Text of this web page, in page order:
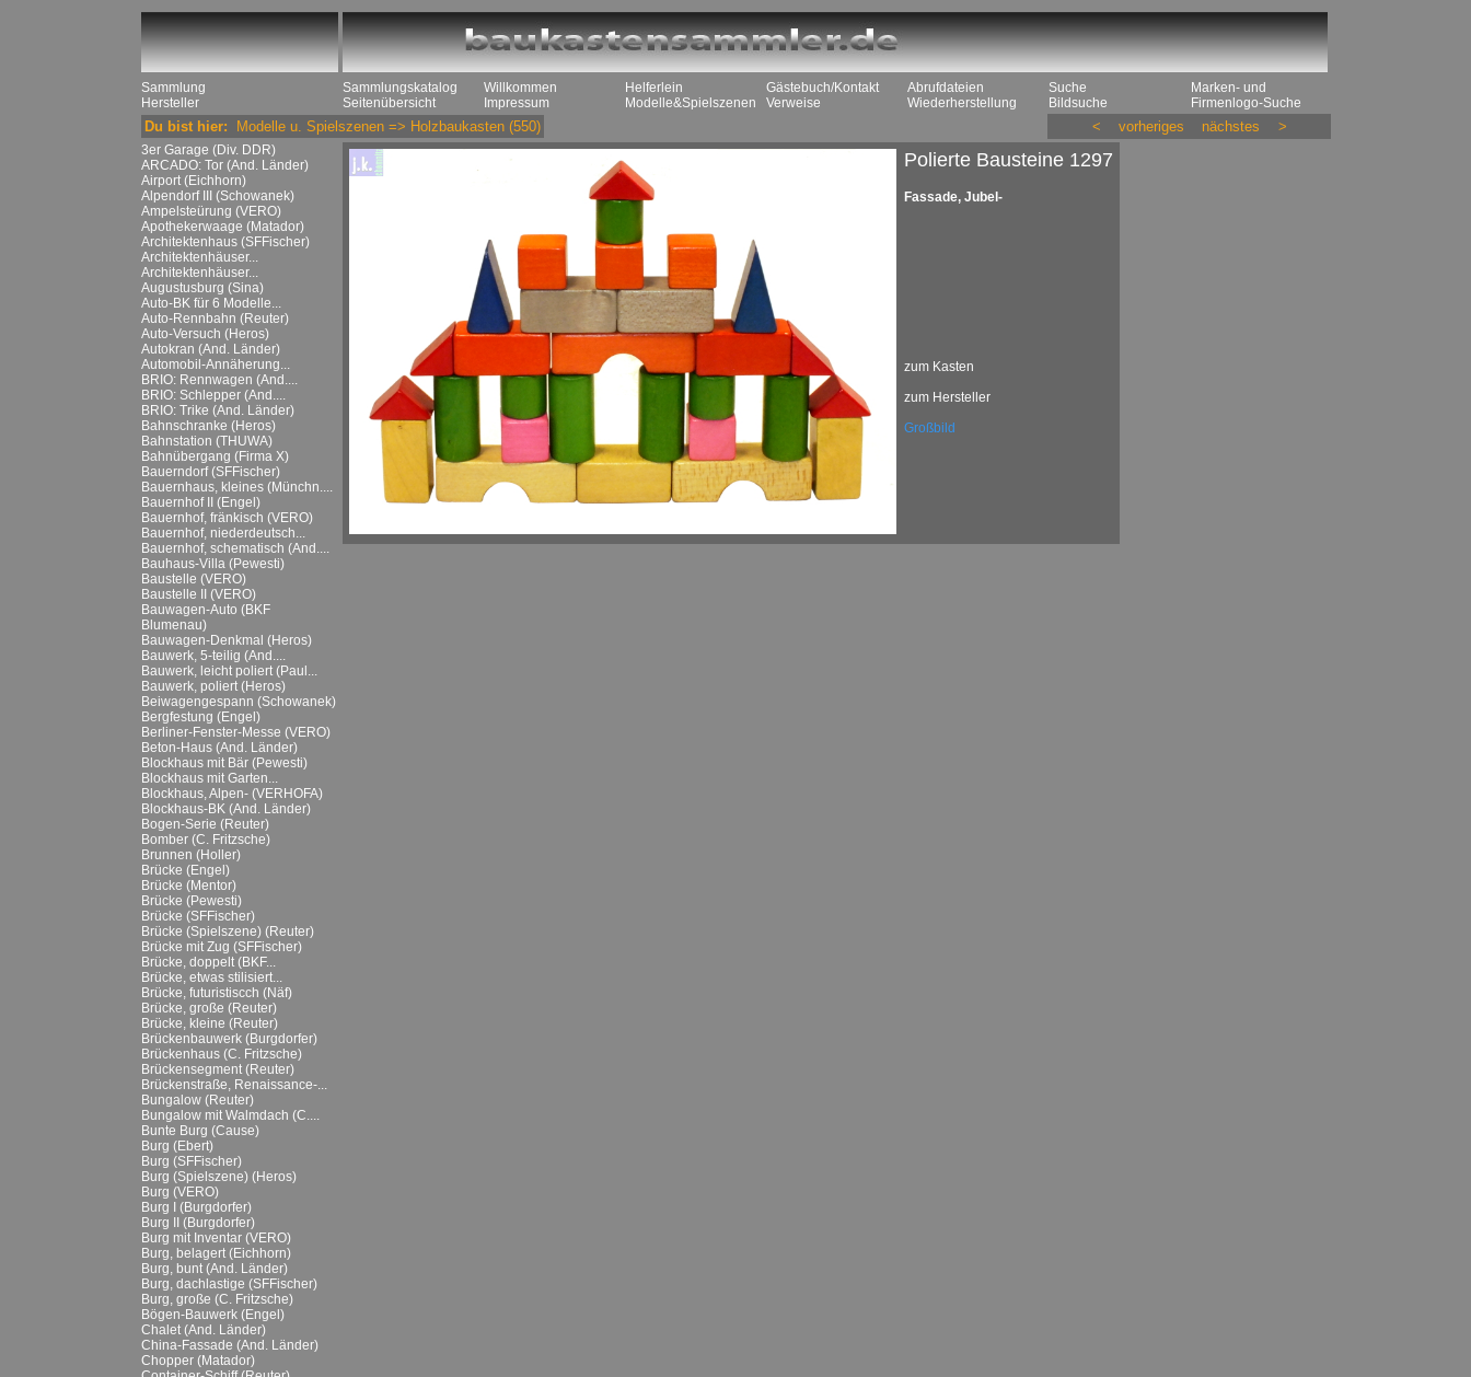
Sammlung
Hersteller
Sammlungskatalog
Seitenübersicht
Willkommen
Impressum
Helferlein
Modelle&Spielszenen
Gästebuch/Kontakt
Verweise
Abrufdateien
Wiederherstellung
Suche
Bildsuche
Marken- und
Firmenlogo-Suche
Du bist hier: Modelle u. Spielszenen => Holzbaukasten (550) < vorheriges nächstes >
3er Garage (Div. DDR)
ARCADO: Tor (And. Länder)
Airport (Eichhorn)
Alpendorf III (Schowanek)
Ampelsteürung (VERO)
Apothekerwaage (Matador)
Architektenhaus (SFFischer)
Architektenhäuser...
Architektenhäuser...
Augustusburg (Sina)
Auto-BK für 6 Modelle...
Auto-Rennbahn (Reuter)
Auto-Versuch (Heros)
Autokran (And. Länder)
Automobil-Annäherung...
BRIO: Rennwagen (And....
BRIO: Schlepper (And....
BRIO: Trike (And. Länder)
Bahnschranke (Heros)
Bahnstation (THUWA)
Bahnübergang (Firma X)
Bauerndorf (SFFischer)
Bauernhaus, kleines (Münchn....
Bauernhof II (Engel)
Bauernhof, fränkisch (VERO)
Bauernhof, niederdeutsch...
Bauernhof, schematisch (And....
Bauhaus-Villa (Pewesti)
Baustelle (VERO)
Baustelle II (VERO)
Bauwagen-Auto (BKF
Blumenau)
Bauwagen-Denkmal (Heros)
Bauwerk, 5-teilig (And....
Bauwerk, leicht poliert (Paul...
Bauwerk, poliert (Heros)
Beiwagengespann (Schowanek)
Bergfestung (Engel)
Berliner-Fenster-Messe (VERO)
Beton-Haus (And. Länder)
Blockhaus mit Bär (Pewesti)
Blockhaus mit Garten...
Blockhaus, Alpen- (VERHOFA)
Blockhaus-BK (And. Länder)
Bogen-Serie (Reuter)
Bomber (C. Fritzsche)
Brunnen (Holler)
Brücke (Engel)
Brücke (Mentor)
Brücke (Pewesti)
Brücke (SFFischer)
Brücke (Spielszene) (Reuter)
Brücke mit Zug (SFFischer)
Brücke, doppelt (BKF...
Brücke, etwas stilisiert...
Brücke, futuristiscch (Näf)
Brücke, große (Reuter)
Brücke, kleine (Reuter)
Brückenbauwerk (Burgdorfer)
Brückenhaus (C. Fritzsche)
Brückensegment (Reuter)
Brückenstraße, Renaissance-...
Bungalow (Reuter)
Bungalow mit Walmdach (C....
Bunte Burg (Cause)
Burg (Ebert)
Burg (SFFischer)
Burg (Spielszene) (Heros)
Burg (VERO)
Burg I (Burgdorfer)
Burg II (Burgdorfer)
Burg mit Inventar (VERO)
Burg, belagert (Eichhorn)
Burg, bunt (And. Länder)
Burg, dachlastige (SFFischer)
Burg, große (C. Fritzsche)
Bögen-Bauwerk (Engel)
Chalet (And. Länder)
China-Fassade (And. Länder)
Chopper (Matador)
Polierte Bausteine 1297
Fassade, Jubel-
zum Kasten
zum Hersteller
Großbild